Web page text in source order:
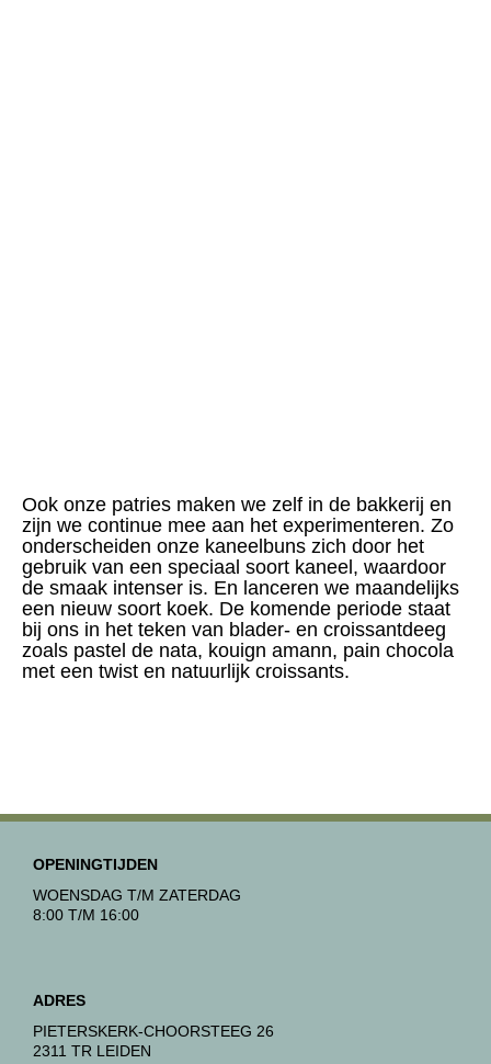
Ook onze patries maken we zelf in de bakkerij en
zijn we continue mee aan het experimenteren. Zo
onderscheiden onze kaneelbuns zich door het
gebruik van een speciaal soort kaneel, waardoor
de smaak intenser is. En lanceren we maandelijks
een nieuw soort koek. De komende periode staat
bij ons in het teken van blader- en croissantdeeg
zoals pastel de nata, kouign amann, pain chocola
met een twist en natuurlijk croissants.
OPENINGTIJDEN
WOENSDAG T/M ZATERDAG
8:00 T/M 16:00
ADRES
PIETERSKERK-CHOORSTEEG 26
2311 TR LEIDEN